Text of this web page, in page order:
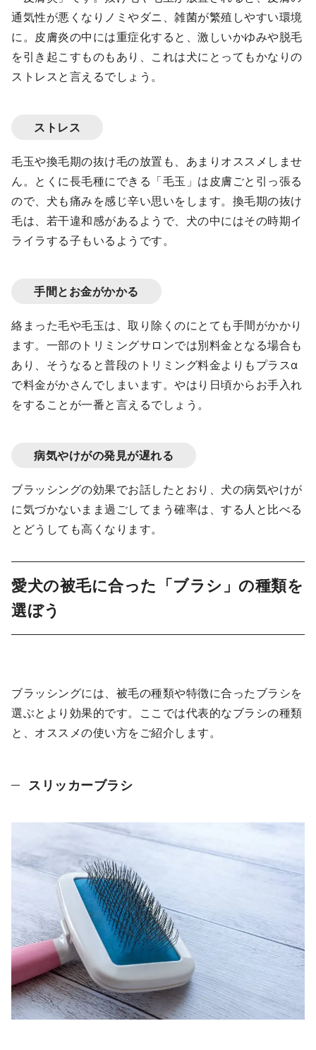
通気性が悪くなりノミやダニ、雑菌が繁殖しやすい環境
に。皮膚炎の中には重症化すると、激しいかゆみや脱毛
を引き起こすものもあり、これは犬にとってもかなりの
ストレスと言えるでしょう。
ストレス
毛玉や換毛期の抜け毛の放置も、あまりオススメしませ
ん。とくに長毛種にできる「毛玉」は皮膚ごと引っ張る
ので、犬も痛みを感じ辛い思いをします。換毛期の抜け
毛は、若干違和感があるようで、犬の中にはその時期イ
ライラする子もいるようです。
手間とお金がかかる
絡まった毛や毛玉は、取り除くのにとても手間がかかり
ます。一部のトリミングサロンでは別料金となる場合も
あり、そうなると普段のトリミング料金よりもプラスα
で料金がかさんでしまいます。やはり日頃からお手入れ
をすることが一番と言えるでしょう。
病気やけがの発見が遅れる
ブラッシングの効果でお話したとおり、犬の病気やけが
に気づかないまま過ごしてまう確率は、する人と比べる
とどうしても高くなります。
愛犬の被毛に合った「ブラシ」の種類を
選ぼう
ブラッシングには、被毛の種類や特徴に合ったブラシを
選ぶとより効果的です。ここでは代表的なブラシの種類
と、オススメの使い方をご紹介します。
スリッカーブラシ